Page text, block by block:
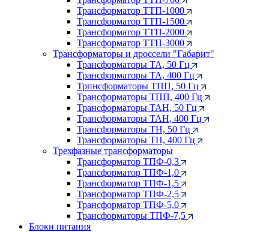
Трансформатор ТТП-1000
Трансформатор ТТП-1500
Трансформатор ТТП-2000
Трансформатор ТТП-3000
Трансформаторы и дроссели "Габарит"
Трансформаторы ТА, 50 Гц
Трансформаторы ТА, 400 Гц
Трпнсформаторы ТПП, 50 Гц
Трансформаторы ТПП, 400 Гц
Трансформаторы ТАН, 50 Гц
Трансформаторы ТАН, 400 Гц
Трансформаторы ТН, 50 Гц
Трансформаторы ТН, 400 Гц
Трехфазные трансформаторы
Трансформатор ТПФ-0,3
Трансформатор ТПФ-1,0
Трансформатор ТПФ-1,5
Трансформатор ТПФ-2,5
Трансформатор ТПФ-5,0
Трансформаторы ТПФ-7,5
Блоки питания